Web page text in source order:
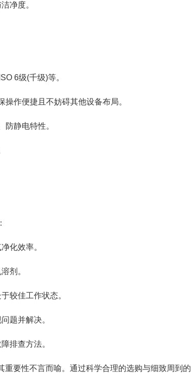
净度。
6级(千级)等。
作便捷且不妨碍其他设备布局。
静电特性。
化效率。
剂。
较佳工作状态。
题并解决。
排查方法。
性不言而喻。通过科学合理的选购与细致周到